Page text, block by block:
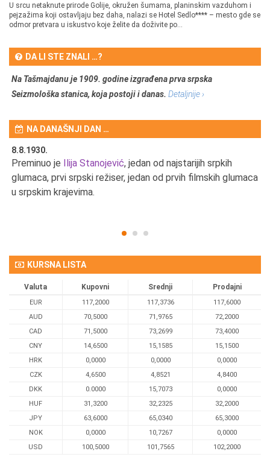
U srcu netaknute prirode Golije, okružen šumama, planinskim vazduhom i
pejzažima koji ostavljaju bez daha, nalazi se Hotel Sedlo**** – mesto gde se
odmor pretvara u iskustvo koje želite da doživite po...
DA LI STE ZNALI …?
Na Tašmajdanu je 1909. godine izgrađena prva srpska
Seizmološka stanica, koja postoji i danas. Detaljnije ›
NA DANAŠNJI DAN …
8.8.1930.
Preminuo je Ilija Stanojević, jedan od najstarijih srpkih
glumaca, prvi srpski režiser, jedan od prvih filmskih glumaca
u srpskim krajevima.
KURSNA LISTA
Valuta Kupovni Srednji Prodajni
EUR 117,2000 117,3736
117,6000
AUD
70,5000 71,9765
72,2000
CAD
71,5000 73,2699
73,4000
CNY
14,6500 15,1585
15,1500
HRK
0,0000 0,0000
0,0000
CZK
4,6500 4,8521
4,8400
DKK
0.0000 15,7073
0,0000
HUF
31,3200 32,2325
32,2000
JPY
63,6000 65,0340
65,3000
NOK
0,0000 10,7267
0,0000
USD
100,5000 101,7565 102,2000